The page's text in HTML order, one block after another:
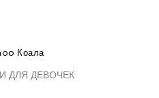
Коала
ДЛЯ ДЕВОЧЕК